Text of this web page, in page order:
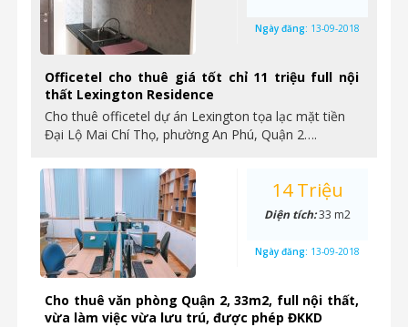
Officetel cho thuê giá tốt chỉ 11 triệu full nội
thất Lexington Residence
Cho thuê officetel dự án Lexington tọa lạc mặt tiền
Đại Lộ Mai Chí Thọ, phường An Phú, Quận 2….
Ngày đăng: 13-09-2018
Cho thuê văn phòng Quận 2, 33m2, full nội thất,
vừa làm việc vừa lưu trú, được phép ĐKKD
14 Triệu
Diện tích:33 m2
Ngày đăng: 13-09-2018